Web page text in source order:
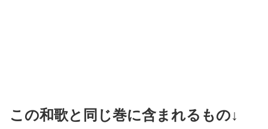
この和歌と同じ巻に含まれるもの↓